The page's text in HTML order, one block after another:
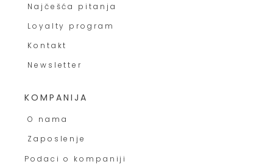
Najčešća pitanja
Loyalty program
Kontakt
Newsletter
KOMPANIJA
O nama
Zaposlenje
Podaci o kompaniji